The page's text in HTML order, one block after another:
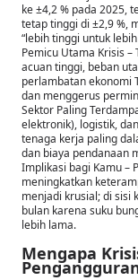
ke ±4,2 % pada 2025,
tetap tinggi di ±2,9 %,
“lebih tinggi untuk
Pemicu Utama Krisis
acuan tinggi, beban
perlambatan ekonomi
dan menggerus
Sektor Paling
elektronik), logistik,
tenaga kerja paling
dan biaya pendanaan
Implikasi bagi Kamu –
meningkatkan
menjadi krusial; di sisi
bulan karena suku
lebih lama.
Mengapa